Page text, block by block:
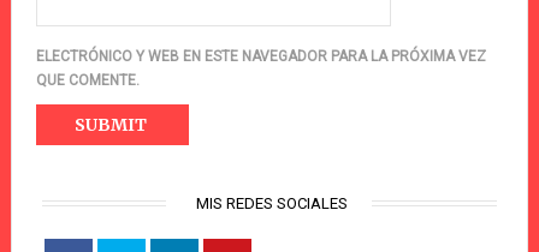
ELECTRÓNICO Y WEB EN ESTE NAVEGADOR PARA LA PRÓXIMA VEZ
QUE COMENTE.
MIS REDES SOCIALES